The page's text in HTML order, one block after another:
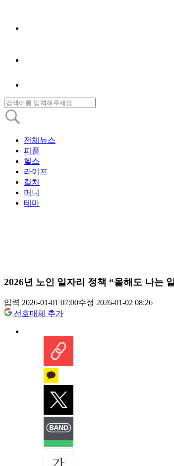
전체뉴스
피플
헬스
라이프
컬처
머니
테마
2026년 노인 일자리 정책 “올해도 나는
입력 2026-01-01 07:00수정 2026-01-02 08:26
선호매체 추가